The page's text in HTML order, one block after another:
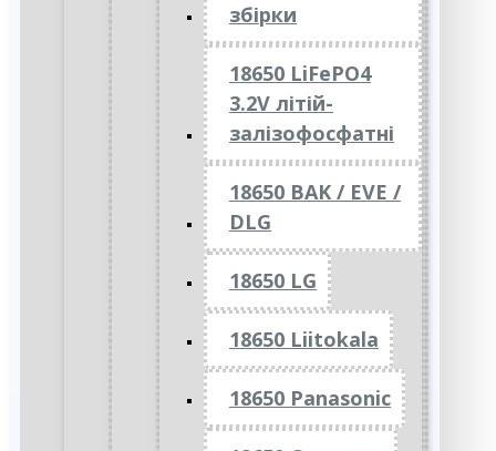
збірки
18650 LiFePO4
3.2V літій-
залізофосфатні
18650 BAK / EVE /
DLG
18650 LG
18650 Liitokala
18650 Panasonic